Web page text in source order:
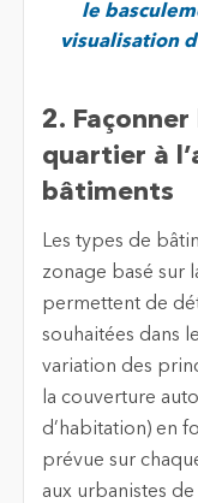
le
visualisation
2.
quartier à
bâtiments
Les types de
zonage basé sur
permettent de
souhaitées dans
variation des
la couverture
d’habitation) en
prévue sur
aux urbanistes